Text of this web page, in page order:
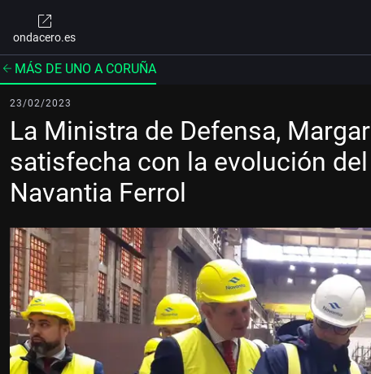
ondacero.es
MÁS DE UNO A CORUÑA
23/02/2023
La Ministra de Defensa,
satisfecha con la evolución
Navantia Ferrol